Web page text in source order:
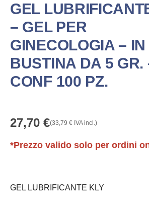
GEL
– GEL PER
GINECOLOGIA – IN
BUSTINA DA 5 GR.
CONF 100 PZ.
27,70 €(33,79 € IVA incl.)
*Prezzo valido solo per ordini
GEL LUBRIFICANTE KLY